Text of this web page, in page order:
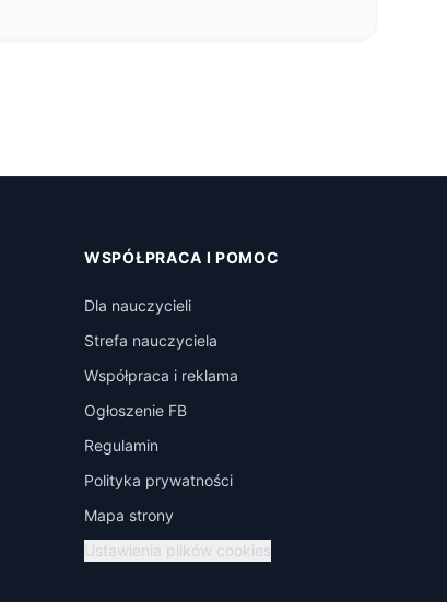
WSPÓŁPRACA I POMOC
Dla nauczycieli
Strefa nauczyciela
Współpraca i reklama
Ogłoszenie FB
Regulamin
Polityka prywatności
Mapa strony
Ustawienia plików cookies